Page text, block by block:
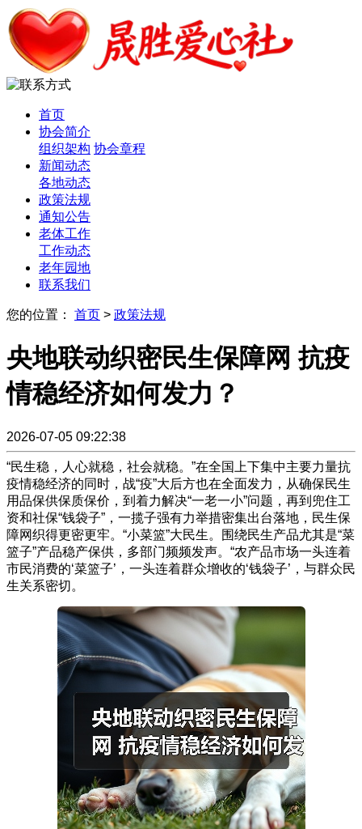
首页
协会简介
组织架构 协会章程
新闻动态
各地动态
政策法规
通知公告
老体工作
工作动态
老年园地
联系我们
您的位置： 首页 > 政策法规
央地联动织密民生保障网 抗疫
情稳经济如何发力？
2026-07-05 09:22:38
“民生稳，人心就稳，社会就稳。”在全国上下集中主要力量抗
疫情稳经济的同时，战“疫”大后方也在全面发力，从确保民生
用品保供保质保价，到着力解决“一老一小”问题，再到兜住工
资和社保“钱袋子”，一揽子强有力举措密集出台落地，民生保
障网织得更密更牢。“小菜篮”大民生。围绕民生产品尤其是“菜
篮子”产品稳产保供，多部门频频发声。“农产品市场一头连着
市民消费的‘菜篮子’，一头连着群众增收的‘钱袋子’，与群众民
生关系密切。